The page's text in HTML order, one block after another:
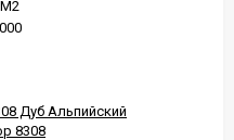
Дуб Альпийский
8308